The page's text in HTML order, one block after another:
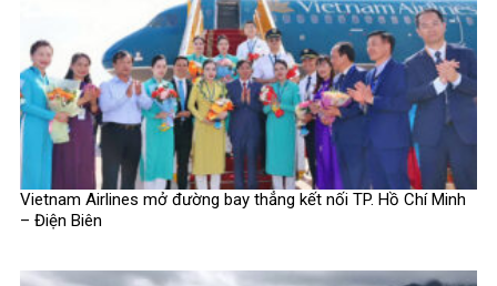
Vietnam Airlines mở đường bay thẳng kết nối TP. Hồ Chí Minh
– Điện Biên